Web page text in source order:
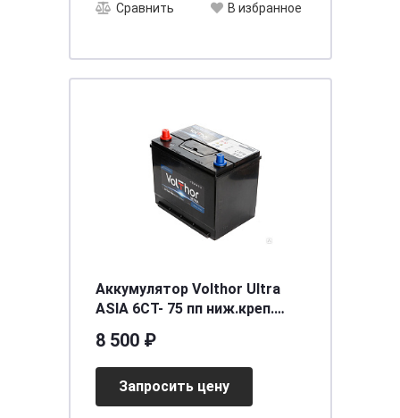
Сравнить В избранное
Аккумулятор Volthor Ultra
ASIA 6СТ- 75 пп ниж.креп.
[д260ш173в198(218)/700]
[D26]
8 500 ₽
Запросить цену